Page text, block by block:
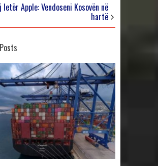
letër Apple: Vendoseni Kosovën në
hartë